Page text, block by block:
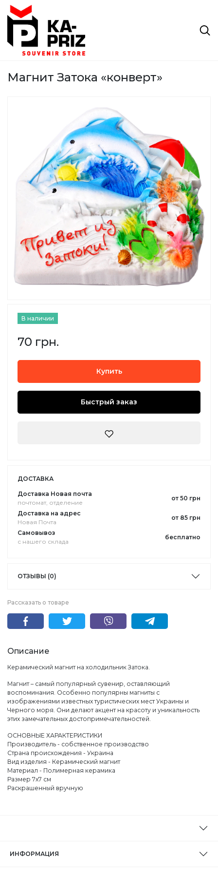
Магнит Затока «конверт»
В наличии
70 грн.
Купить
Быстрый заказ
ДОСТАВКА
Доставка Новая почта
почтомат, отделение
от 50 грн
Доставка на адрес
Новая Почта
от 85 грн
Самовывоз
с нашего склада
бесплатно
ОТЗЫВЫ (0)
Рассказать о товаре
Описание
Керамический магнит на холодильник Затока.
Магнит – самый популярный сувенир, оставляющий
воспоминания. Особенно популярны магниты с
изображениями известных туристических мест Украины и
Черного моря. Они делают акцент на красоту и уникальность
этих замечательных достопримечательностей.
ОСНОВНЫЕ ХАРАКТЕРИСТИКИ
Производитель - собственное производство
Страна происхождения - Украина
Вид изделия - Керамический магнит
Материал - Полимерная керамика
Размер 7х7 см
Раскрашенный вручную
ИНФОРМАЦИЯ